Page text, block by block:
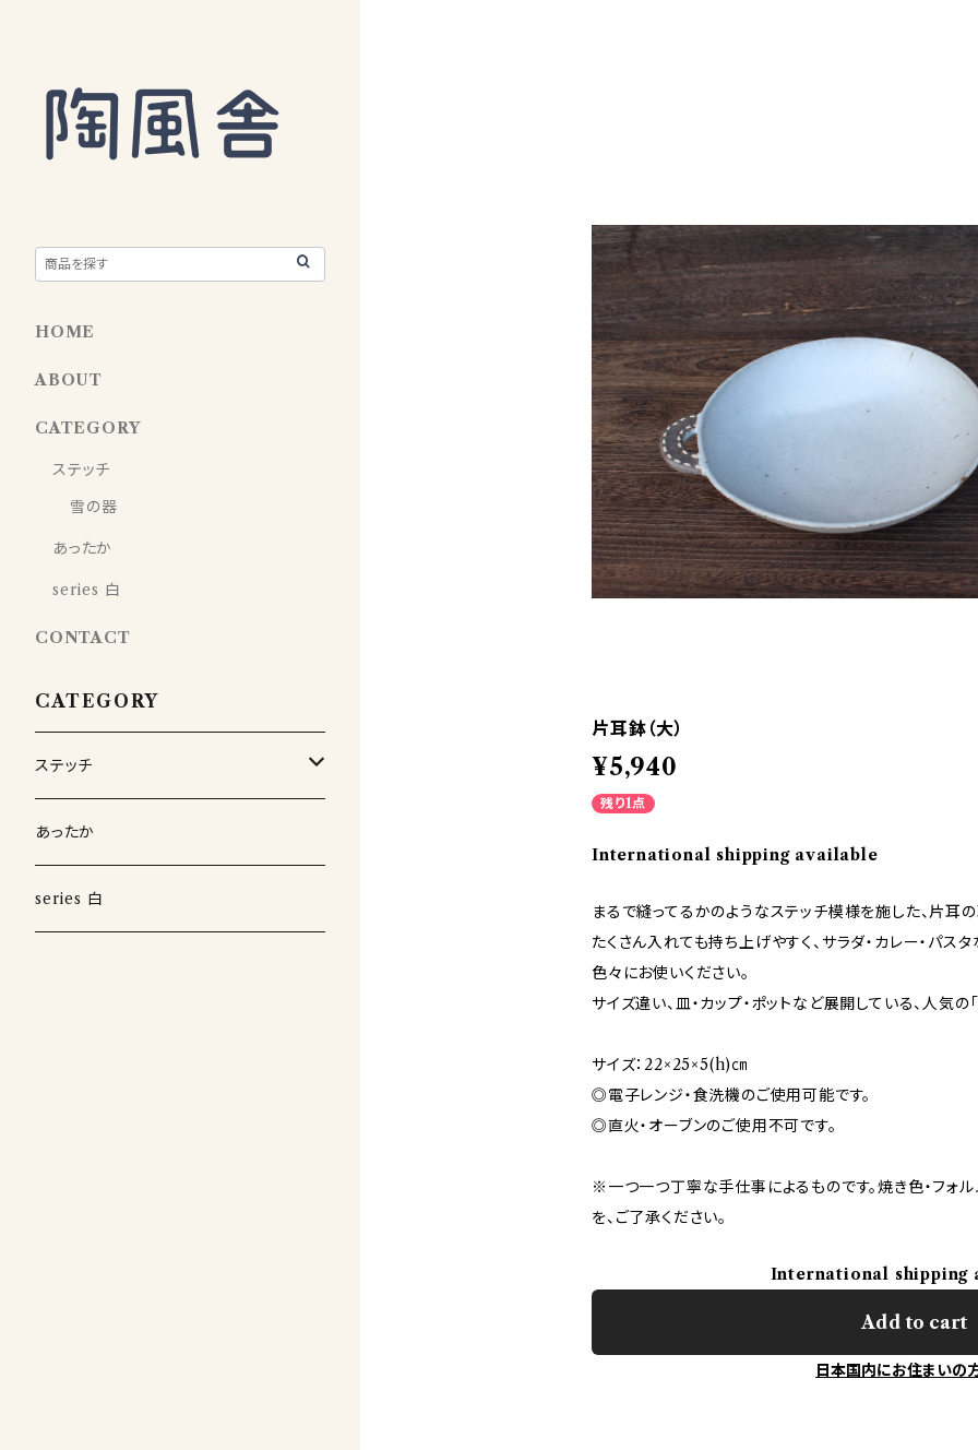
片耳鉢（大）
¥5,940
残り1点
International shipping available
まるで縫ってるかのようなステッチ模様を施した、片耳の
たくさん入れても持ち上げやすく、サラダ・カレー・パス
色々にお使いください。
サイズ違い、皿・カップ・ポットなど展開している、人気の
サイズ：22×25×5(h)㎝
◎電子レンジ・食洗機のご使用可能です。
◎直火・オーブンのご使用不可です。
※一つ一つ丁寧な手仕事によるものです。焼き色・フォ
を、ご了承ください。
International shipping
Add to cart
日本国内にお住まいの
HOME
ABOUT
CATEGORY
ステッチ
雪の器
あったか
series 白
CONTACT
CATEGORY
ステッチ
雪の器
あったか
series 白